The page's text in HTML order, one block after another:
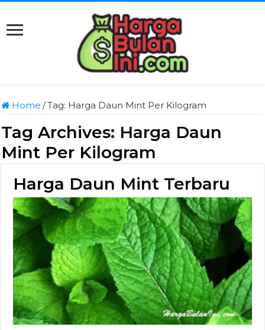
Home /Tag: Harga Daun Mint Per Kilogram
Tag Archives: Harga Daun
Mint Per Kilogram
Harga Daun Mint Terbaru